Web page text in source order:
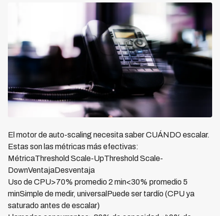
El motor de auto-scaling necesita saber CUÁNDO escalar.
Estas son las métricas más efectivas:
MétricaThreshold Scale-UpThreshold Scale-
DownVentajaDesventaja
Uso de CPU>70% promedio 2 min<30% promedio 5
minSimple de medir, universalPuede ser tardío (CPU ya
saturado antes de escalar)